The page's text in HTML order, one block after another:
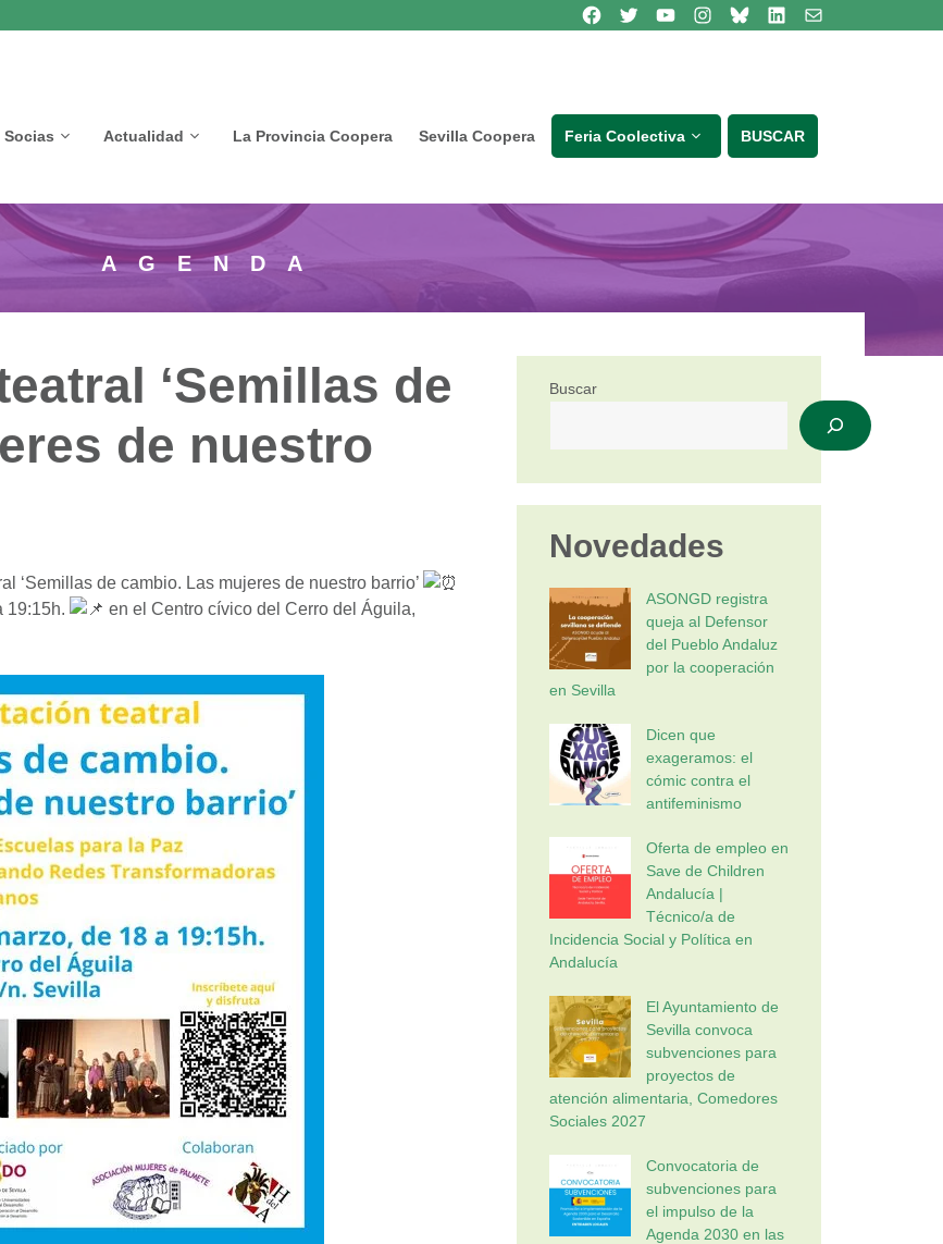
Síguenos en Facebook
Síguenos en TwitterSíguenos en Youtube
Síguenos en Instagram
Bluesky
Síguenos en Linkedincontacto
Socias Actualidad La Provincia Coopera Sevilla Coopera Feria Coolectiva BUSCAR
AGENDA
‘Semillas de
de nuestro
‘Semillas de cambio. Las mujeres de nuestro barrio’
19:15h.
en el Centro cívico del Cerro del Águila,
Buscar
Novedades
ASONGD registra
queja al Defensor
del Pueblo Andaluz
por la cooperación
en Sevilla
Dicen que
exageramos: el
cómic contra el
antifeminismo
Oferta de empleo en
Save de Children
Andalucía |
Técnico/a de
Incidencia Social y Política en
Andalucía
El Ayuntamiento de
Sevilla convoca
subvenciones para
proyectos de
atención alimentaria, Comedores
Sociales 2027
Convocatoria de
subvenciones para
el impulso de la
Agenda 2030 en las